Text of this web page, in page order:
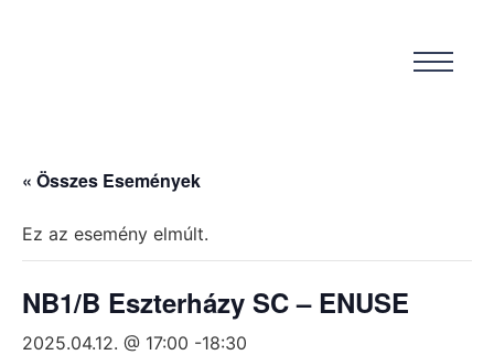
« Összes Események
Ez az esemény elmúlt.
NB1/B Eszterházy SC – ENUSE
2025.04.12. @ 17:00 -18:30